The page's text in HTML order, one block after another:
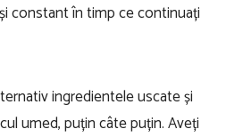
constant în timp ce continuați
ingredientele uscate și
umed, puțin câte puțin. Aveți